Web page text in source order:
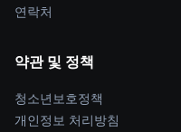
연락처
약관 및 정책
청소년보호정책
개인정보 처리방침